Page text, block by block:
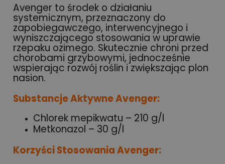
Avenger to środek o działaniu
systemicznym, przeznaczony do
zapobiegawczego, interwencyjnego i
wyniszczającego stosowania w uprawie
rzepaku ozimego. Skutecznie chroni przed
chorobami grzybowymi, jednocześnie
wspierając rozwój roślin i zwiększając plon
nasion.
Substancje Aktywne Avenger:
Chlorek mepikwatu – 210 g/l
Metkonazol – 30 g/l
Korzyści Stosowania Avenger: